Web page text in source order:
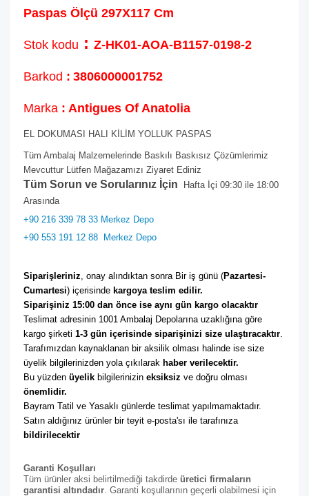
Paspas Ölçü 297X117 Cm
Stok kodu : Z-HK01-AOA-B1157-0198-2
Barkod : 3806000001752
Marka : Antigues Of Anatolia
EL DOKUMASI HALI KİLİM YOLLUK PASPAS
Tüm Ambalaj Malzemelerinde Baskılı Baskısız Çözümlerimiz
Mevcuttur Lütfen Mağazamızı Ziyaret Ediniz
Tüm Sorun ve Sorularınız İçin Hafta İçi 09:30 ile 18:00
Arasında
+90 216 339 78 33 Merkez Depo
+90 553 191 12 88 Merkez Depo
Siparişleriniz , onay alındıktan sonra Bir iş günü (Pazartesi-
Cumartesi) içerisinde kargoya teslim edilir.
Siparişiniz 15:00 dan önce ise aynı gün kargo olacaktır
Teslimat adresinin 1001 Ambalaj Depolarına uzaklığına göre
kargo şirketi 1-3 gün içerisinde siparişinizi size ulaştıracaktır
Tarafımızdan kaynaklanan bir aksilik olması halinde ise size
üyelik bilgilerinizden yola çıkılarak haber verilecektir.
Bu yüzden üyelik bilgilerinizin eksiksiz
önemlidir.
Bayram Tatil ve Yasaklı günlerde teslimat yapılmamaktadır.
bildirilecektir
Garanti Koşulları
Tüm ürünler aksi belirtilmediği takdirde üretici firmaların
garantisi altındadır . Garanti koşullarının geçerli olabilmesi için